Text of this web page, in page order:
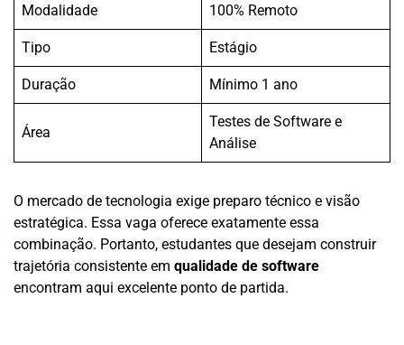
Modalidade 100% Remoto
Tipo Estágio
Duração Mínimo 1 ano
Área
Testes de Software e
Análise
O mercado de tecnologia exige preparo técnico e visão
estratégica. Essa vaga oferece exatamente essa
combinação. Portanto, estudantes que desejam construir
trajetória consistente em qualidade de software
encontram aqui excelente ponto de partida.